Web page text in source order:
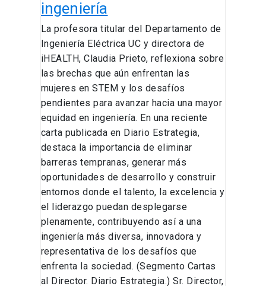
ingeniería
La profesora titular del Departamento de
Ingeniería Eléctrica UC y directora de
iHEALTH, Claudia Prieto, reflexiona sobre
las brechas que aún enfrentan las
mujeres en STEM y los desafíos
pendientes para avanzar hacia una mayor
equidad en ingeniería. En una reciente
carta publicada en Diario Estrategia,
destaca la importancia de eliminar
barreras tempranas, generar más
oportunidades de desarrollo y construir
entornos donde el talento, la excelencia y
el liderazgo puedan desplegarse
plenamente, contribuyendo así a una
ingeniería más diversa, innovadora y
representativa de los desafíos que
enfrenta la sociedad. (Segmento Cartas
al Director. Diario Estrategia.) Sr. Director,